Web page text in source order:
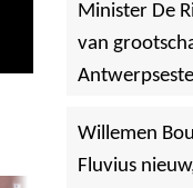
Minister De
van
Willemen
Fluvius